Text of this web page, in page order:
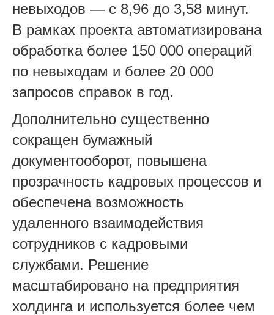
невыходов — с 8,96 до 3,58 минут.
В рамках проекта автоматизирована
обработка более 150 000 операций
по невыходам и более 20 000
запросов справок в год.
Дополнительно существенно
сокращен бумажный
документооборот, повышена
прозрачность кадровых процессов и
обеспечена возможность
удаленного взаимодействия
сотрудников с кадровыми
службами. Решение
масштабировано на предприятия
холдинга и используется более чем